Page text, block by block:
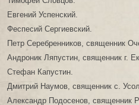
Евгений Успенский.
Феспесий Сергиевский.
Петр Серебренников, священник
Андроник Ляпустин, священник г.
Стефан Капустин.
Дмитрий Наумов, священник с.
Александр Подосенов, священник